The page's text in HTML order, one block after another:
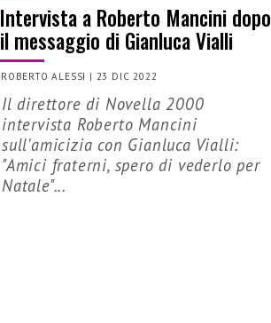
Intervista a Roberto Mancini dopo
il messaggio di Gianluca Vialli
ROBERTO ALESSI | 23 DIC 2022
Il direttore di Novella 2000
intervista Roberto Mancini
sull'amicizia con Gianluca Vialli:
"Amici fraterni, spero di vederlo per
Natale"...